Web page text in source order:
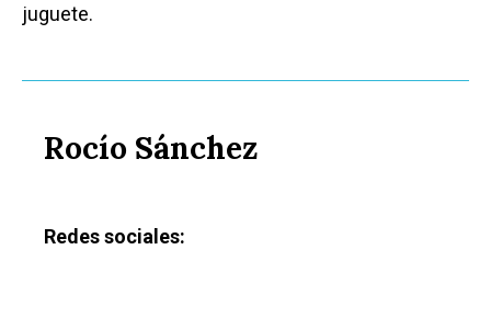
juguete.
Rocío Sánchez
Redes sociales: